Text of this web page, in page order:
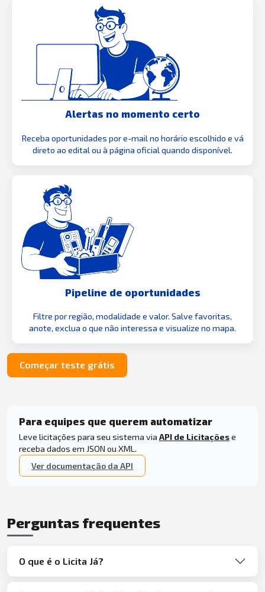
Alertas no momento certo
Receba oportunidades por e-mail no horário escolhido e vá
direto ao edital ou à página oficial quando disponível.
Pipeline de oportunidades
Filtre por região, modalidade e valor. Salve favoritas,
anote, exclua o que não interessa e visualize no mapa.
Começar teste grátis
Para equipes que querem automatizar
Leve licitações para seu sistema via API de Licitaçõese
receba dados em JSON ou XML.
Ver documentação da API
Perguntas frequentes
O que é o Licita Já?